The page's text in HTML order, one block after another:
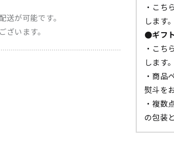
が可能です。
います。
・こち
します。
●ギフ
・こち
します。
・商品
熨斗を
・複数
の包装